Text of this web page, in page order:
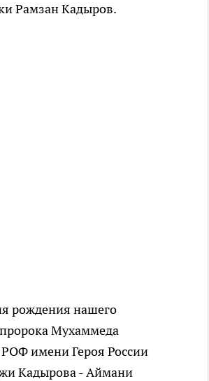
Рамзан Кадыров.
рождения нашего
Мухаммеда
имени Героя России
Кадырова - Аймани